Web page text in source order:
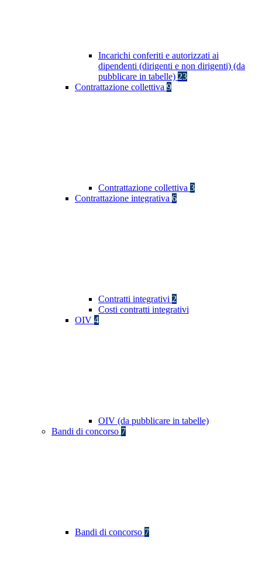
Incarichi conferiti e autorizzati ai
dipendenti (dirigenti e non dirigenti) (da
pubblicare in tabelle) 23
Contrattazione collettiva 9
Contrattazione collettiva 3
Contrattazione integrativa 6
Contratti integrativi 2
Costi contratti integrativi
OIV 4
OIV (da pubblicare in tabelle)
Bandi di concorso 7
Bandi di concorso 7